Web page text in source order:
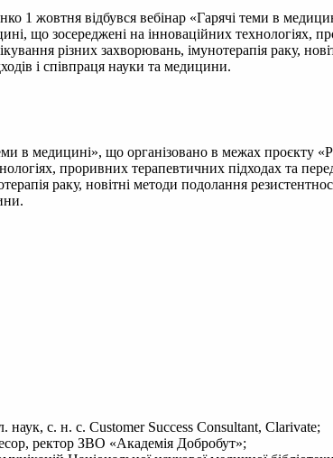
1 жовтня відбувся вебінар «Гарячі теми в
що зосереджені на інноваційних
різних захворювань, імунотерапія раку,
і співпраця науки та медицини.
в медицині», що організовано в межах проєкту
проривних терапевтичних підходах та
раку, новітні методи подолання
наук, с. н. с. Customer Success Consultant, Clarivate;
ректор ЗВО «Академія Добробут»;